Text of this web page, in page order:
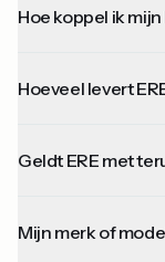
Hoe koppel ik
Hoeveel levert
Geldt ERE met
Mijn merk of